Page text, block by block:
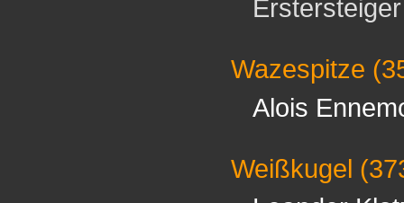
Wazespitze
Alois
Weißkugel